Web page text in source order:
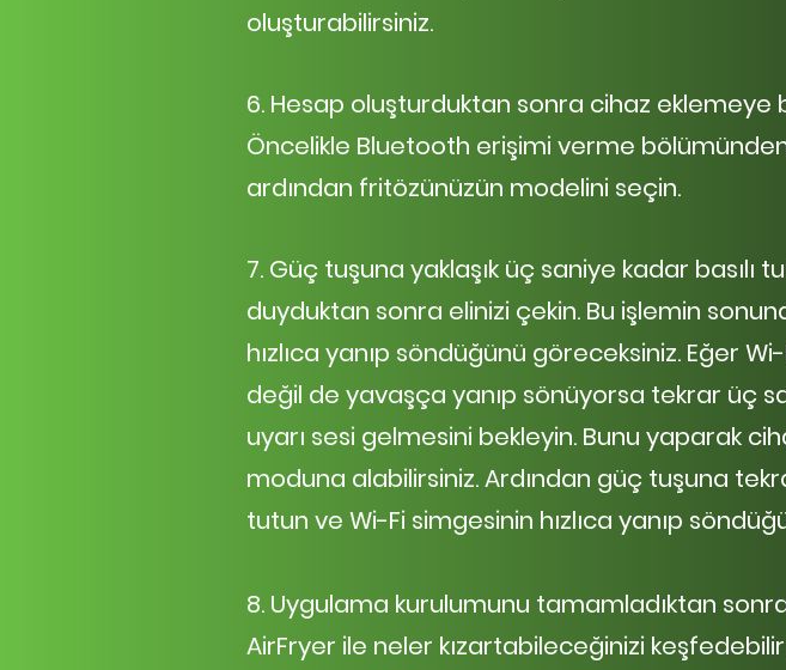
oluşturabilirsiniz.
6. Hesap oluşturduktan sonra cihaz eklemeye
Öncelikle Bluetooth erişimi verme
ardından fritözünüzün modelini seçin.
7. Güç tuşuna yaklaşık üç saniye kadar basılı
duyduktan sonra elinizi çekin. Bu işlemin
hızlıca yanıp söndüğünü göreceksiniz. Eğer Wi-
değil de yavaşça yanıp sönüyorsa tekrar üç
uyarı sesi gelmesini bekleyin. Bunu yaparak
moduna alabilirsiniz. Ardından güç tuşuna
tutun ve Wi-Fi simgesinin hızlıca yanıp
8. Uygulama kurulumunu tamamladıktan
AirFryer ile neler kızartabileceğinizi